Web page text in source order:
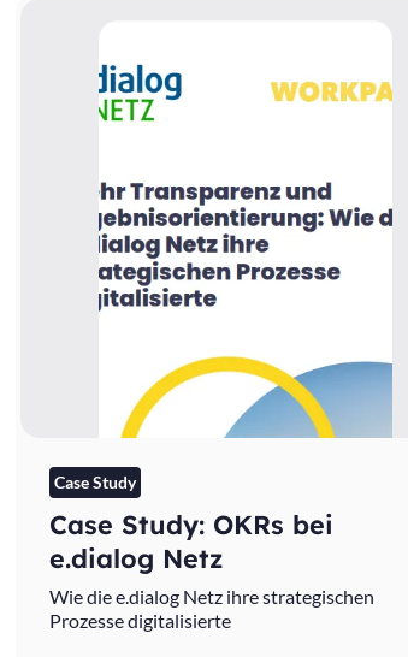
Case Study
Case Study: OKRs bei
e.dialog Netz
Wie die e.dialog Netz ihre strategischen
Prozesse digitalisierte